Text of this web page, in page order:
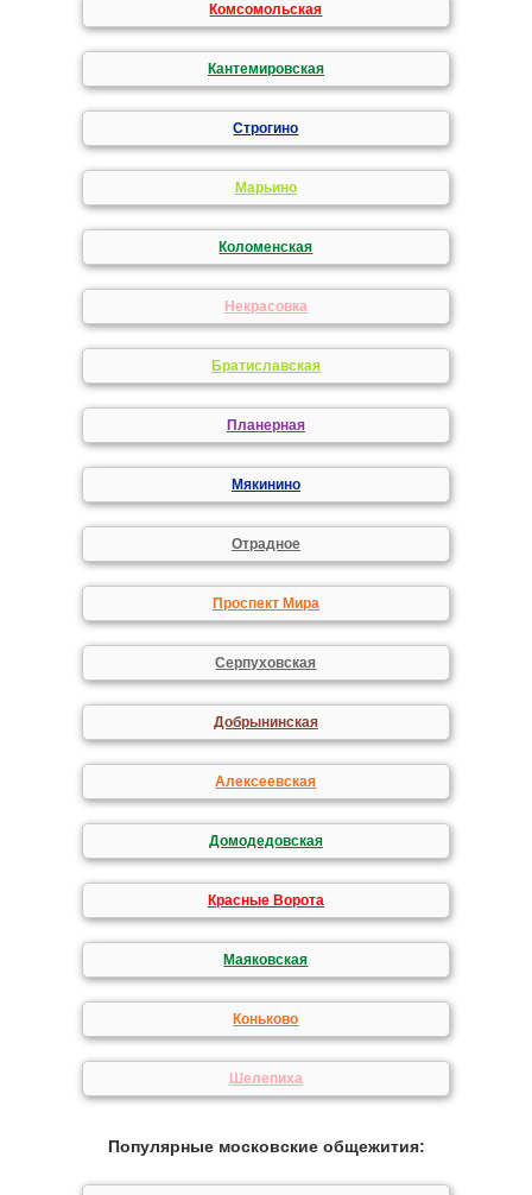
Комсомольская
Кантемировская
Строгино
Марьино
Коломенская
Некрасовка
Братиславская
Планерная
Мякинино
Отрадное
Проспект Мира
Серпуховская
Добрынинская
Алексеевская
Домодедовская
Красные Ворота
Маяковская
Коньково
Шелепиха
Популярные московские общежития: